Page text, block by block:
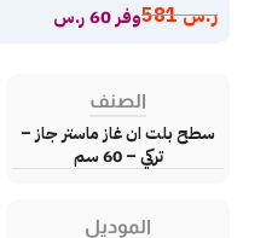
ر.س581 وفر 60 ر.س
الصنف
سطح بلت ان غاز ماستر جاز –
تركي – 60 سم
الموديل